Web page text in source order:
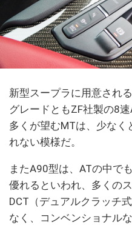
新型スープラに用意され
グレードともZF社製の8
多くが望むMTは、少なく
れない模様だ。
またA90型は、ATの中で
優れるといわれ、多くの
DCT（デュアルクラッチ
なく、コンベンショナル